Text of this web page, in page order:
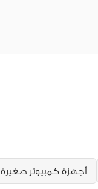
أجهزة كمبيوتر صغيرة